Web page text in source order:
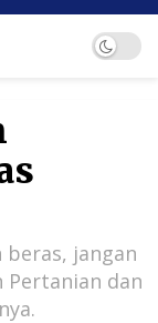
beras, jangan
Pertanian dan